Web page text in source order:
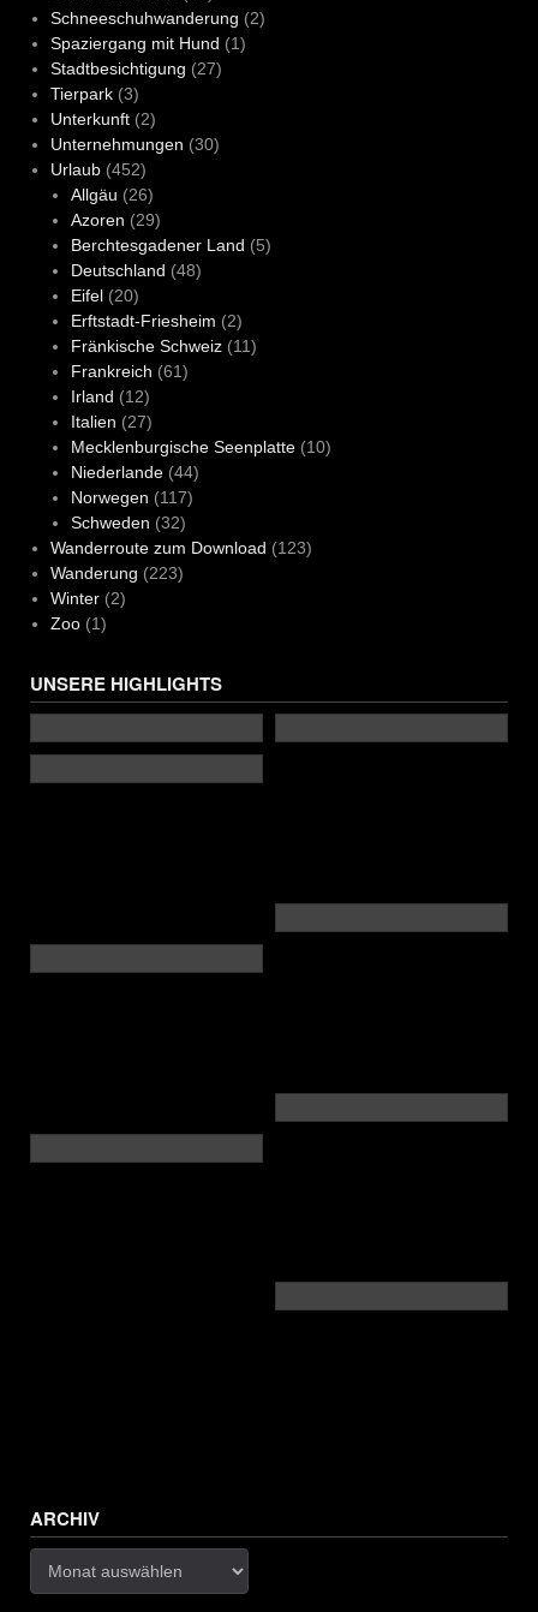
Schneeschuhwanderung (2)
Spaziergang mit Hund (1)
Stadtbesichtigung (27)
Tierpark(3)
Unterkunft(2)
Unternehmungen (30)
Urlaub(452)
Allgäu (26)
Azoren (29)
Berchtesgadener Land (5)
Deutschland (48)
Eifel(20)
Erftstadt-Friesheim (2)
Fränkische Schweiz(11)
Frankreich (61)
Irland (12)
Italien (27)
Mecklenburgische Seenplatte(10)
Niederlande(44)
Norwegen (117)
Schweden (32)
Wanderroute zum Download (123)
Wanderung (223)
Winter(2)
Zoo(1)
UNSERE HIGHLIGHTS
ARCHIV